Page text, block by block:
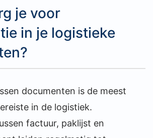
je voor
in je logistieke
documenten is de meest
in de logistiek.
factuur, paklijst en